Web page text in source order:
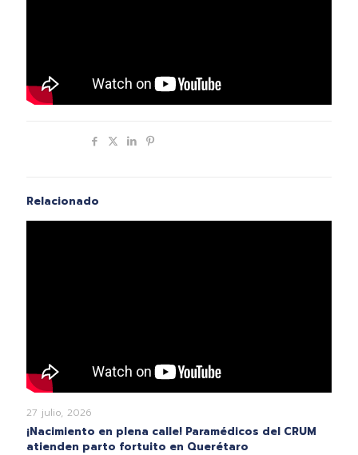
Relacionado
27 julio, 2026
¡Nacimiento en plena calle! Paramédicos del CRUM
atienden parto fortuito en Querétaro